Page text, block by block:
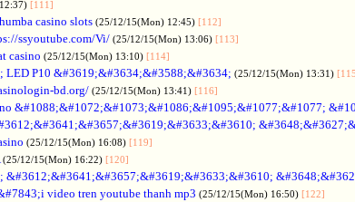
[111]
casino slots (25/12/15(Mon) 12:45) [112]
ssyoutube.com/Vi/ (25/12/15(Mon) 13:06) [113]
casino (25/12/15(Mon) 13:10) [114]
LED P10 &#3619;&#3634;&#3588;&#3634; (25/12/15(Mon) 13:31)
bd.org/ (25/12/15(Mon) 13:41) [116]
&#1088;&#1072;&#1073;&#1086;&#1095;&#1077;&#1077;
(25/12/15(Mon) 16:08) [119]
(25/12/15(Mon) 16:22) [120]
&#3612;&#3641;&#3657;&#3619;&#3633;&#3610;
video tren youtube thanh mp3 (25/12/15(Mon) 16:50) [122]